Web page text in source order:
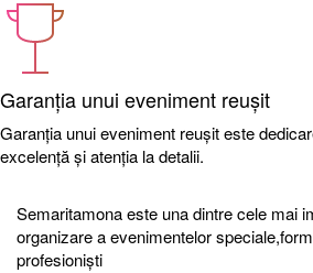
Garanția unui eveniment reușit
Garanția unui eveniment reușit este
excelență și atenția la detalii.
Semaritamona este una dintre cele mai
organizare a evenimentelor
profesionişti